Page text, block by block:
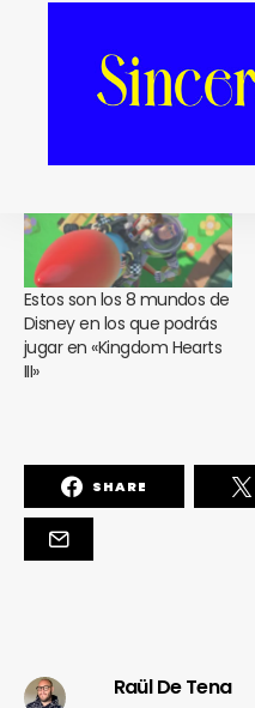
«La Bella y La Bestia», que
no te engañen
Estos son los 8 mundos de
Disney en los que podrás
jugar en «Kingdom Hearts
III»
SHARE
Raül De Tena